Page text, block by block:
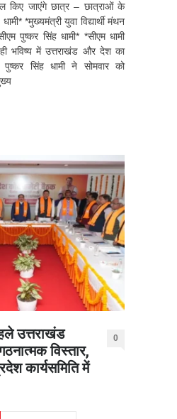
किए जाएंगे छात्र – छात्राओं के
*मुख्यमंत्री युवा विद्यार्थी मंथन
पुष्कर सिंह धामी* *सीएम धामी
भविष्य में उत्तराखंड और देश का
सिंह धामी ने सोमवार को
उत्तराखंड
विस्तार,
कार्यसमिति में
0